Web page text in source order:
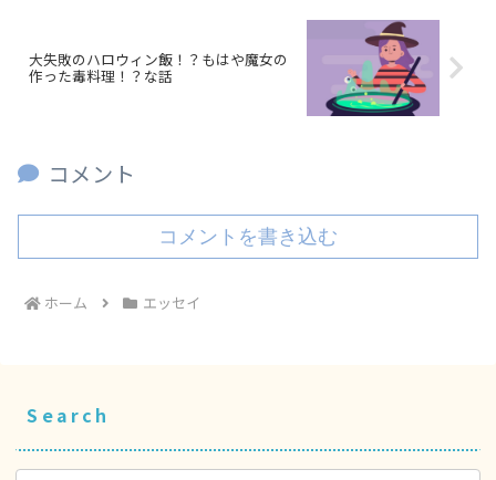
大失敗のハロウィン飯！？もはや魔女の
作った毒料理！？な話
コメント
コメントを書き込む
ホーム エッセイ
Search